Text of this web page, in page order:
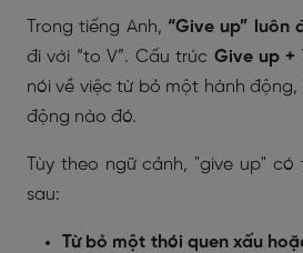
Trong tiếng Anh, “Give up” luôn
đi với “to V”. Cấu trúc Give up +
nói về việc từ bỏ một hành
động nào đó.
Tùy theo ngữ cảnh, "give up"
sau:
Từ bỏ một thói quen xấu